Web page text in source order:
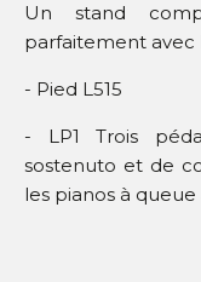
Un stand
parfaitement avec
- Pied L515
- LP1 Trois
sostenuto et de
les pianos à